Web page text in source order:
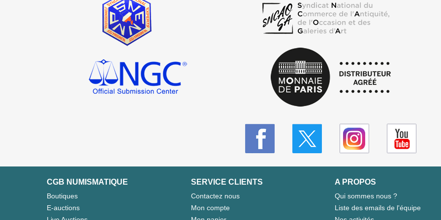
CGB NUMISMATIQUE
Boutiques
E-auctions
SERVICE CLIENTS
Contactez nous
Mon compte
A PROPOS
Qui sommes nous ?
Liste des emails de l'équipe